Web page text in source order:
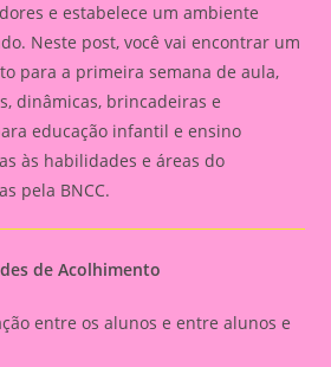
e estabelece um ambiente
Neste post, você vai encontrar um
para a primeira semana de aula,
dinâmicas, brincadeiras e
educação infantil e ensino
às habilidades e áreas do
pela BNCC.
de Acolhimento
entre os alunos e entre alunos e